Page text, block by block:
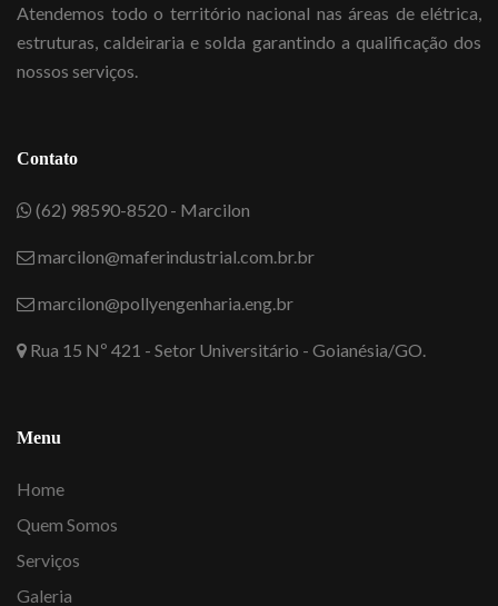
Atendemos todo o território nacional nas áreas de elétrica,
estruturas, caldeiraria e solda garantindo a qualificação dos
nossos serviços.
Menu
Home
Quem Somos
Serviços
Galeria
Contato
(62) 98590-8520 - Marcilon
marcilon@maferindustrial.com.br.br
marcilon@pollyengenharia.eng.br
Rua 15 Nº 421 - Setor Universitário - Goianésia/GO.